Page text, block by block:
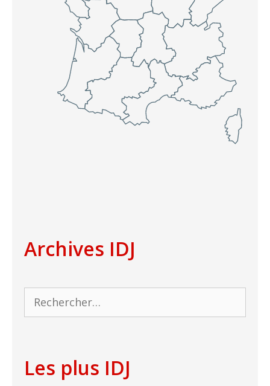
Archives IDJ
Rechercher :
Les plus IDJ